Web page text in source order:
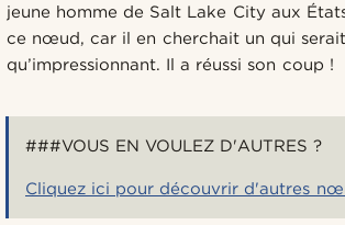
jeune homme de Salt Lake City aux
ce nœud, car il en cherchait un qui
qu’impressionnant. Il a réussi son coup !
###VOUS EN VOULEZ D'AUTRES ?
Cliquez ici pour découvrir d'autres